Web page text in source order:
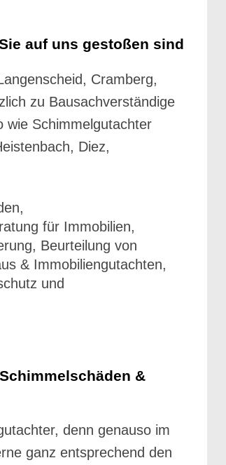
auf uns gestoßen sind
Cramberg,
zu Bausachverständige
wie Schimmelgutachter
Diez,
für Immobilien,
Beurteilung von
& Immobiliengutachten,
und
&
denn genauso im
ganz entsprechend den